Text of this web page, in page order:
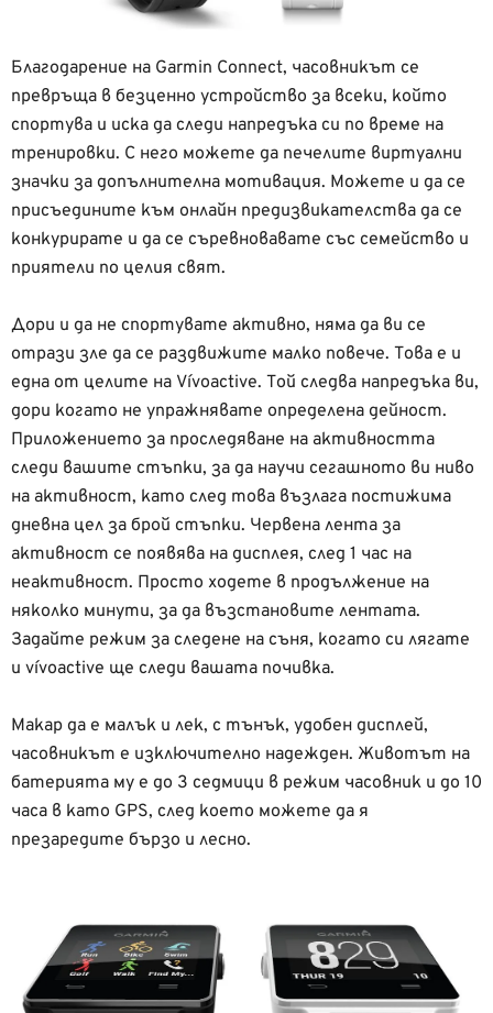
Благодарение на Garmin Connect, часовникът се
превръща в безценно устройство за всеки, който
спортува и иска да следи напредъка си по време на
тренировки. С него можете да печелите виртуални
значки за допълнителна мотивация. Можете и да се
присъедините към онлайн предизвикателства да се
конкурирате и да се съревновавате със семейство и
приятели по целия свят.
Дори и да не спортувате активно, няма да ви се
отрази зле да се раздвижите малко повече. Това е и
една от целите на Vívoactive. Той следва напредъка ви,
дори когато не упражнявате определена дейност.
Приложението за проследяване на активността
следи вашите стъпки, за да научи сегашното ви ниво
на активност, като след това възлага постижима
дневна цел за брой стъпки. Червена лента за
активност се появява на дисплея, след 1 час на
неактивност. Просто ходете в продължение на
няколко минути, за да възстановите лентата.
Задайте режим за следене на съня, когато си лягате
и vívoactive ще следи вашата почивка.
Макар да е малък и лек, с тънък, удобен дисплей,
часовникът е изключително надежден. Животът на
батерията му е до 3 седмици в режим часовник и до 10
часа в като GPS, след което можете да я
презаредите бързо и лесно.